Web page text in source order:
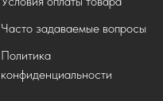
Часто задаваемые вопросы
Политика
конфиденциальности